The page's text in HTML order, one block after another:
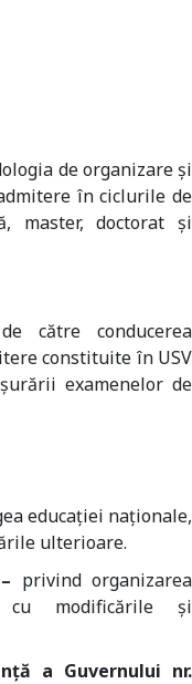
de organizare și
în ciclurile de
master, doctorat și
către conducerea
constituite în USV
examenelor de
educației naționale,
ulterioare.
privind organizarea
cu modificările și
a Guvernului nr.